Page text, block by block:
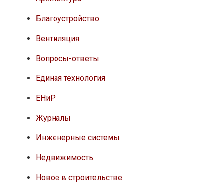
Благоустройство
Вентиляция
Вопросы-ответы
Единая технология
ЕНиР
Журналы
Инженерные системы
Недвижимость
Новое в строительстве